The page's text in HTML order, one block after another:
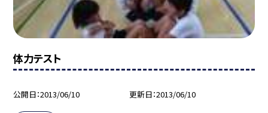
体力テスト
公開日 2013/06/10 更新日 2013/06/10